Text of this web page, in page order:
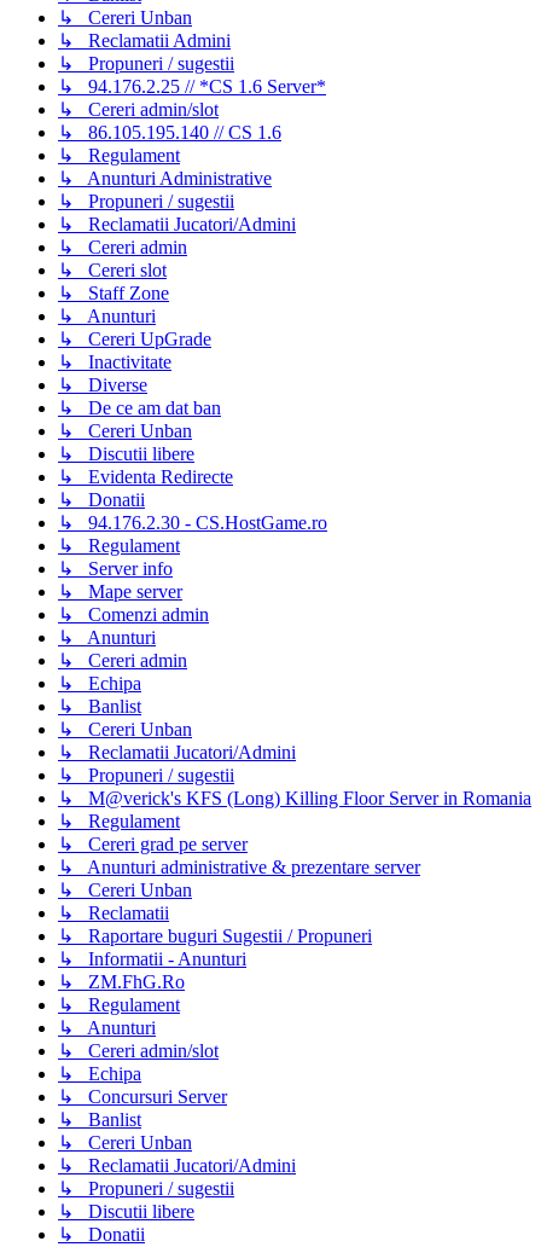
↳ Cereri Unban
↳ Reclamatii Admini
↳ Propuneri / sugestii
↳ 94.176.2.25 // *CS 1.6 Server*
↳ Cereri admin/slot
↳ 86.105.195.140 // CS 1.6
↳ Regulament
↳ Anunturi Administrative
↳ Propuneri / sugestii
↳ Reclamatii Jucatori/Admini
↳ Cereri admin
↳ Cereri slot
↳ Staff Zone
↳ Anunturi
↳ Cereri UpGrade
↳ Inactivitate
↳ Diverse
↳ De ce am dat ban
↳ Cereri Unban
↳ Discutii libere
↳ Evidenta Redirecte
↳ Donatii
↳ 94.176.2.30 - CS.HostGame.ro
↳ Regulament
↳ Server info
↳ Mape server
↳ Comenzi admin
↳ Anunturi
↳ Cereri admin
↳ Echipa
↳ Banlist
↳ Cereri Unban
↳ Reclamatii Jucatori/Admini
↳ Propuneri / sugestii
↳ M@verick's KFS (Long) Killing Floor Server in Romania
↳ Regulament
↳ Cereri grad pe server
↳ Anunturi administrative & prezentare server
↳ Cereri Unban
↳ Reclamatii
↳ Raportare buguri Sugestii / Propuneri
↳ Informatii - Anunturi
↳ ZM.FhG.Ro
↳ Regulament
↳ Anunturi
↳ Cereri admin/slot
↳ Echipa
↳ Concursuri Server
↳ Banlist
↳ Cereri Unban
↳ Reclamatii Jucatori/Admini
↳ Propuneri / sugestii
↳ Discutii libere
↳ Donatii